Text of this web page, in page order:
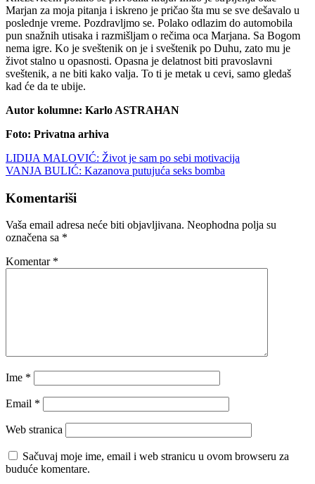
Marjan za moja pitanja i iskreno je pričao šta mu se sve dešavalo u
poslednje vreme. Pozdravljmo se. Polako odlazim do automobila
pun snažnih utisaka i razmišljam o rečima oca Marjana. Sa Bogom
nema igre. Ko je sveštenik on je i sveštenik po Duhu, zato mu je
život stalno u opasnosti. Opasna je delatnost biti pravoslavni
sveštenik, a ne biti kako valja. To ti je metak u cevi, samo gledaš
kad će da te ubije.
Autor kolumne: Karlo ASTRAHAN
Foto: Privatna arhiva
Navigacija
članaka
LIDIJA MALOVIĆ: Život je sam po sebi motivacija
VANJA BULIĆ: Kazanova putujuća seks bomba
Komentariši
Vaša email adresa neće biti objavljivana. Neophodna polja su
označena sa *
Komentar *
Ime *
Email *
Web stranica
Sačuvaj moje ime, email i web stranicu u ovom browseru za
buduće komentare.